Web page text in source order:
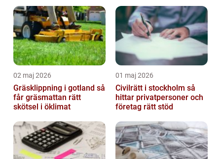
02 maj 2026
Gräsklippning i gotland så
får gräsmattan rätt
skötsel i öklimat
01 maj 2026
Civilrätt i stockholm så
hittar privatpersoner och
företag rätt stöd